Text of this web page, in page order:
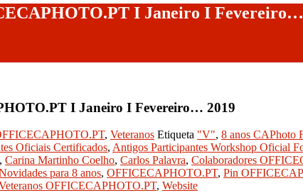
I Janeiro I
I Janeiro I Fevereiro… 2019
, Veteranos Etiqueta "V", 8 anos CAPhoto
Oficiais Certificados, Antigos Participantes Workshop Oficial
, Carina Martinho Coelho, Carlos Palavra, Colaboradores
para 8 anos, OFFICECAPHOTO.PT, Pin
OFFICECAPHOTO.PT, Website